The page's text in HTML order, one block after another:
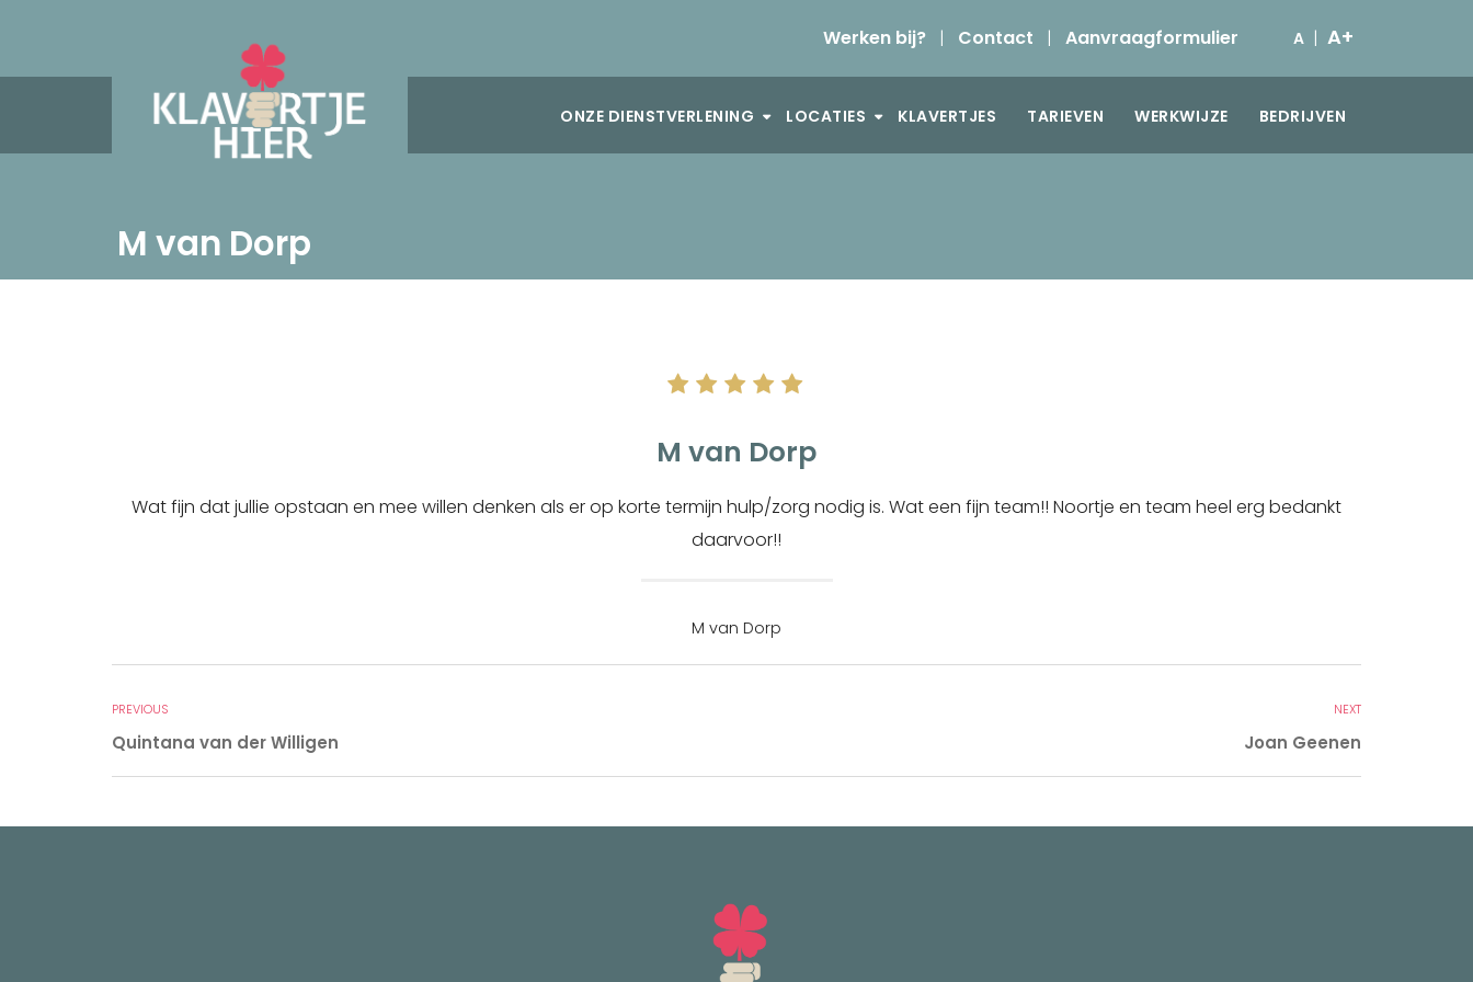
Werken bij?| Contact | Aanvraagformulier A | A+
ONZE DIENSTVERLENING LOCATIES KLAVERTJES TARIEVEN WERKWIJZE BEDRIJVEN
M van Dorp
M van Dorp
Wat fijn dat jullie opstaan en mee willen denken als er op korte termijn hulp/zorg nodig is. Wat een fijn team!! Noortje en team heel erg bedankt
daarvoor!!
M van Dorp
PREVIOUS
Quintana van der Willigen
NEXT
Joan Geenen